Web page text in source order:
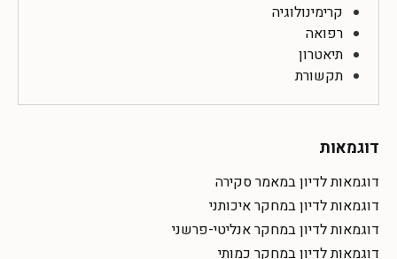
קרימינולוגיה
רפואה
תיאטרון
תקשורת
דוגמאות
דוגמאות לדיון במאמר סקירה
דוגמאות לדיון במחקר איכותני
דוגמאות לדיון במחקר אנליטי-פרשני
דוגמאות לדיון במחקר כמותי